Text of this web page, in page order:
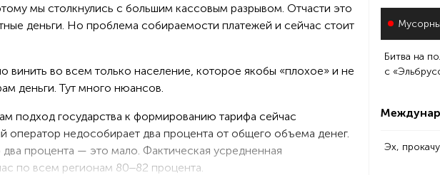
мы столкнулись с большим кассовым разрывом. Отчасти это
деньги. Но проблема собираемости платежей и сейчас стоит
винить во всем только население, которое якобы «плохое» и не
деньги. Тут много нюансов.
подход государства к формированию тарифа сейчас
оператор недособирает два процента от общего объема денег.
процента — это мало. Фактическая усредненная
по всем регионам 80‒82 процента.
Битва на
с
Эх,